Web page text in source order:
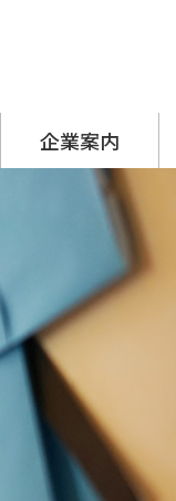
企業案内
SDGsへの取り組み
シーナグループ
・ システムプラネット
・ アーチスタッフサービス